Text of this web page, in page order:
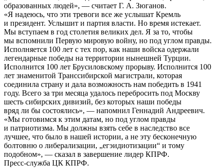
образованных людей», — считает Г. А. Зюганов.
«Я надеюсь, что эти тревоги все же услышат Кремль
и президент. Услышит и партия власти. Но время истекает.
Мы вступаем в год столетия великих дел. Я за то, чтобы
мы вспомнили Первую мировую войну, но под углом правды.
Исполняется 100 лет с тех пор, как наши войска одержали
легендарные победы на территории нынешней Турции.
Исполнится 100 лет Брусиловскому прорыву. Исполнится 100
лет знаменитой Транссибирской магистрали, которая
соединила страну и дала возможность нам победить в 1941
году. Всего за три месяца удалось перебросить под Москву
шесть сибирских дивизий, без которых наши победы
вряд ли бы состоялись», — напомнил Геннадий Андреевич.
«Мы готовимся к этим датам, но под углом правды
и патриотизма. Мы должны взять себе в наследство все
лучшее, что было в нашей истории, а не эту бесконечную
болтовню о либерализации, „егэидиотизации“ и тому
подобном», — сказал в завершение лидер КПРФ.
Пресс-служба ЦК КПРФ.